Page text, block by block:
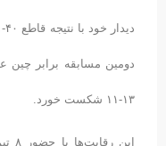
دومین مسابقه برابر چین
۱۳-۱۱ شکست خورد.
این